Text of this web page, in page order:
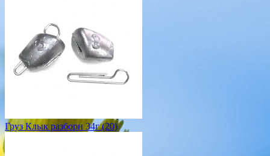
Груз Клык разборн 34г (20)